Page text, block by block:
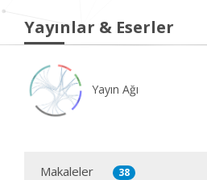
Yayınlar & Eserler
Yayın Ağı
Makaleler 38